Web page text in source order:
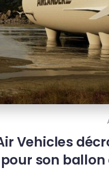
Vehicles
son ballon